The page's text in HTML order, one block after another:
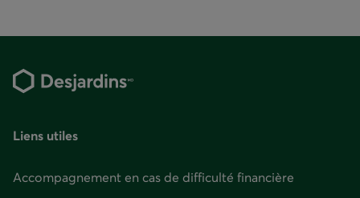
de
Liens utiles
Accompagnement en cas de difficulté financière